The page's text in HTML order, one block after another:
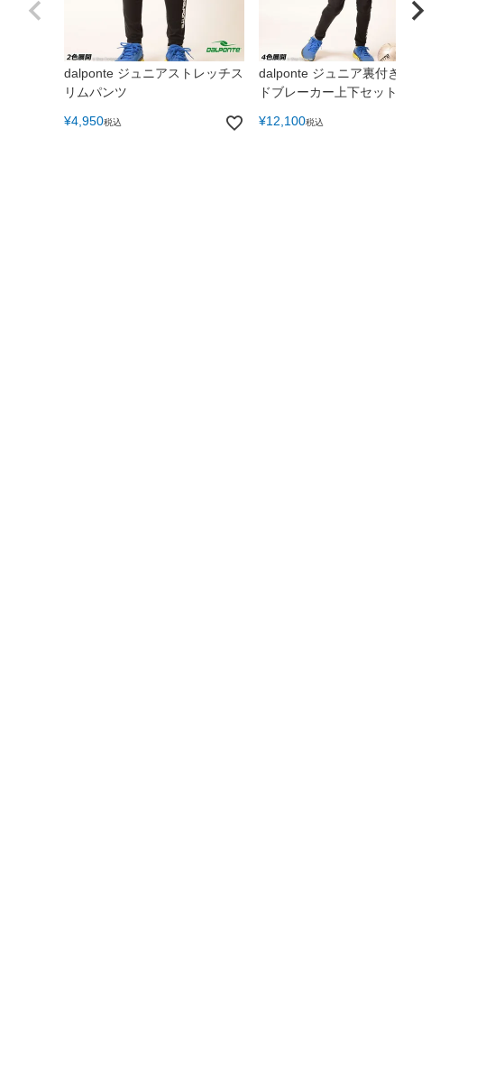
dalponte ジュニアストレッチス
リムパンツ
¥4,950税込
dalponte ジュニア裏付きウィン
ドブレーカー上下セット
¥12,100税込